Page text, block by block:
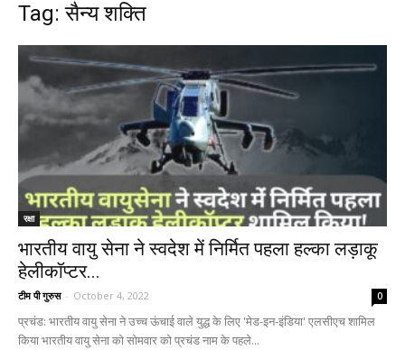
Tag: सैन्य शक्ति
रक्षा
भारतीय वायु सेना ने स्वदेश में निर्मित पहला हल्का लड़ाकू
हेलीकॉप्टर...
टीम पी गुरुस - October 4, 2022 0
प्रचंड: भारतीय वायु सेना ने उच्च ऊंचाई वाले युद्ध के लिए 'मेड-इन-इंडिया' एलसीएच शामिल
किया भारतीय वायु सेना को सोमवार को प्रचंड नाम के पहले...